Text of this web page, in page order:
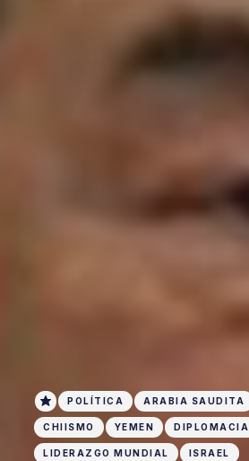
POLÍTICA ARABIA SAUDITA
CHIISMO YEMEN DIPLOMACIA
LIDERAZGO MUNDIAL ISRAEL